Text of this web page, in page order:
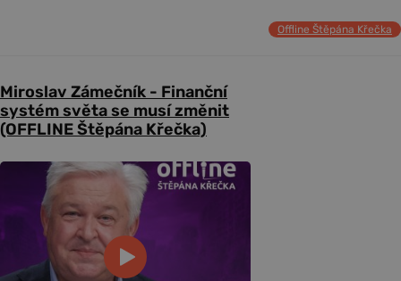
Offline Štěpána Křečka
Miroslav Zámečník - Finanční
systém světa se musí změnit
(OFFLINE Štěpána Křečka)